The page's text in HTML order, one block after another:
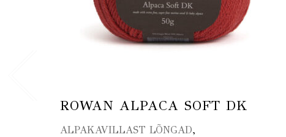
ROWAN ALPACA SOFT DK
ALPAKAVILLAST LÕNGAD,